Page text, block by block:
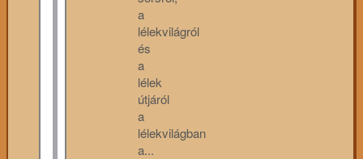
a
lélekvilágról
és
a
lélek
útjáról
a
lélekvilágban
a...